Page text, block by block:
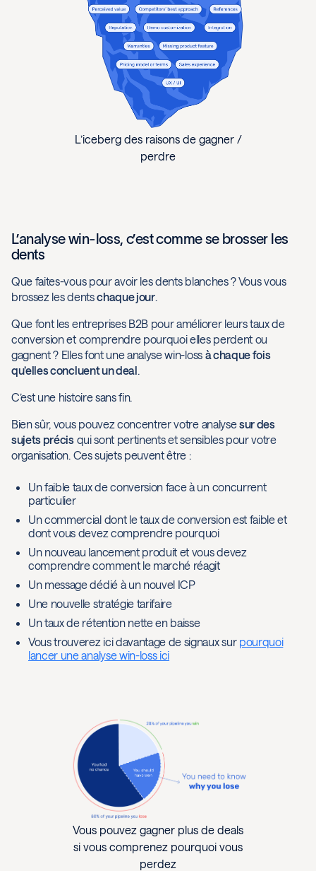
L’iceberg des raisons de gagner /
perdre
L’analyse win-loss, c’est comme se brosser les
dents
Que faites-vous pour avoir les dents blanches ? Vous vous
brossez les dentschaque jour.
Que font les entreprises B2B pour améliorer leurs taux de
conversion et comprendre pourquoi elles perdent ou
gagnent ? Elles font une analyse win-loss à chaque fois
qu’elles concluent un deal.
C’est une histoire sans fin.
Bien sûr, vous pouvez concentrer votre analysesur des
sujets précisqui sont pertinents et sensibles pour votre
organisation. Ces sujets peuvent être :
Un faible taux de conversion face à un concurrent
particulier
Un commercial dont le taux de conversion est faible et
dont vous devez comprendre pourquoi
Un nouveau lancement produit et vous devez
comprendre comment le marché réagit
Un message dédié à un nouvel ICP
Une nouvelle stratégie tarifaire
Un taux de rétention nette en baisse
Vous trouverez ici davantage de signaux sur pourquoi
lancer une analyse win-loss ici
Vous pouvez gagner plus de deals
si vous comprenez pourquoi vous
perdez